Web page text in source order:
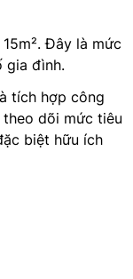
Đây là mức
gia đình.
tích hợp công
theo dõi mức tiêu
biệt hữu ích